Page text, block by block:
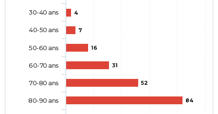
4
7
16
31
52
84
30-40 ans
40-50 ans
50-60 ans
60-70 ans
70-80 ans
80-90 ans